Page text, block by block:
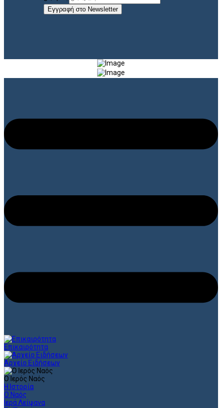
Εγγραφή στο Newsletter
Επικαιρότητα
Αρχείο Ειδήσεων
Ο Ιερός Ναός
Η Ιστορία
Ο Ναός
Ιερά Λείψανα